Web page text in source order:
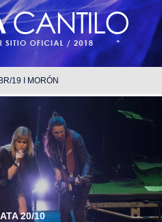
19 I MORÓN
19 I MDQ
Fabiana Cantilo: las mil y una batallas de una mujer en el rock nacional
06 ABR/19 I CANNING
20/10